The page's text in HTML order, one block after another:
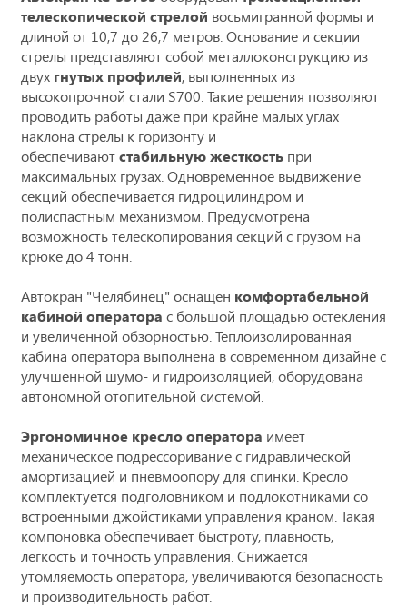
телескопической стрелой восьмигранной формы и
длиной от 10,7 до 26,7 метров. Основание и секции
стрелы представляют собой металлоконструкцию из
двух гнутых профилей, выполненных из
высокопрочной стали S700. Такие решения позволяют
проводить работы даже при крайне малых углах
наклона стрелы к горизонту и
обеспечиваютстабильную жесткость при
максимальных грузах. Одновременное выдвижение
секций обеспечивается гидроцилиндром и
полиспастным механизмом. Предусмотрена
возможность телескопирования секций с грузом на
крюке до 4 тонн.
Автокран "Челябинец" оснащен комфортабельной
кабиной оператора с большой площадью остекления
и увеличенной обзорностью. Теплоизолированная
кабина оператора выполнена в современном дизайне с
улучшенной шумо- и гидроизоляцией, оборудована
автономной отопительной системой.
Эргономичное кресло оператора имеет
механическое подрессоривание с гидравлической
амортизацией и пневмоопору для спинки. Кресло
комплектуется подголовником и подлокотниками со
встроенными джойстиками управления краном. Такая
компоновка обеспечивает быстроту, плавность,
легкость и точность управления. Снижается
утомляемость оператора, увеличиваются безопасность
и производительность работ.